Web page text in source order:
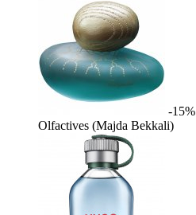
-15%
Olfactives (Majda Bekkali)